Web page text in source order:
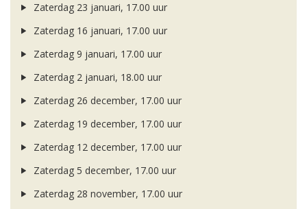
Zaterdag 23 januari, 17.00 uur
Zaterdag 16 januari, 17.00 uur
Zaterdag 9 januari, 17.00 uur
Zaterdag 2 januari, 18.00 uur
Zaterdag 26 december, 17.00 uur
Zaterdag 19 december, 17.00 uur
Zaterdag 12 december, 17.00 uur
Zaterdag 5 december, 17.00 uur
Zaterdag 28 november, 17.00 uur